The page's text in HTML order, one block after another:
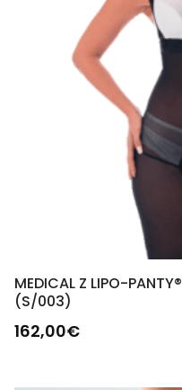
MEDICAL Z LIPO-
(S/003)
162,00€